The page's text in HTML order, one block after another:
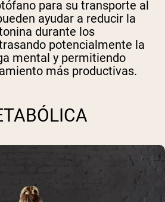
para su transporte al
ayudar a reducir la
durante los
potencialmente la
mental y permitiendo
más productivas.